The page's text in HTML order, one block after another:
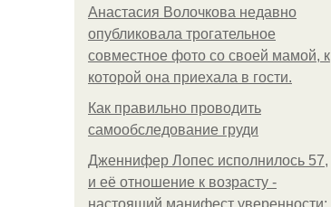
Анастасия Волочкова недавно
опубликовала трогательное
совместное фото со своей мамой, к
которой она приехала в гости.
Как правильно проводить
самообследование груди
Дженнифер Лопес исполнилось 57,
и её отношение к возрасту -
настоящий манифест уверенности: